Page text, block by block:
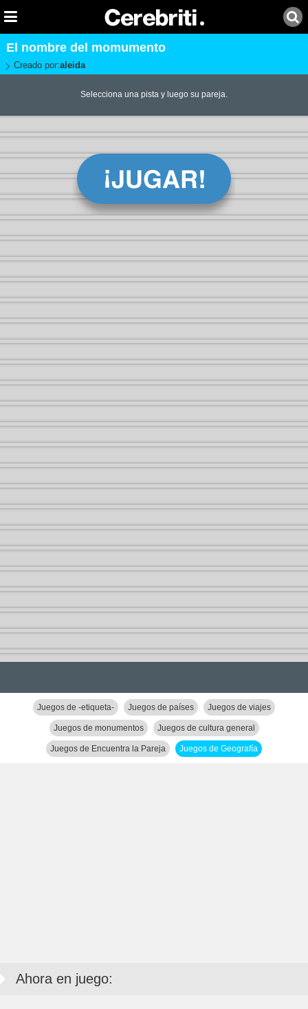
El nombre del momumento
Creado por:aleida
Selecciona una pista y luego su pareja.
Juegos de -etiqueta- Juegos de países Juegos de viajes
Juegos de monumentos Juegos de cultura general
Juegos de Encuentra la Pareja Juegos de Geografía
Ahora en juego: